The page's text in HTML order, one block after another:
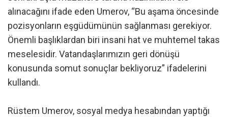
alınacağını ifade eden Umerov, “Bu aşama öncesinde
pozisyonların eşgüdümünün sağlanması gerekiyor.
Önemli başlıklardan biri insani hat ve muhtemel takas
meselesidir. Vatandaşlarımızın geri dönüşü
konusunda somut sonuçlar bekliyoruz” ifadelerini
kullandı.
Rüstem Umerov, sosyal medya hesabından yaptığı